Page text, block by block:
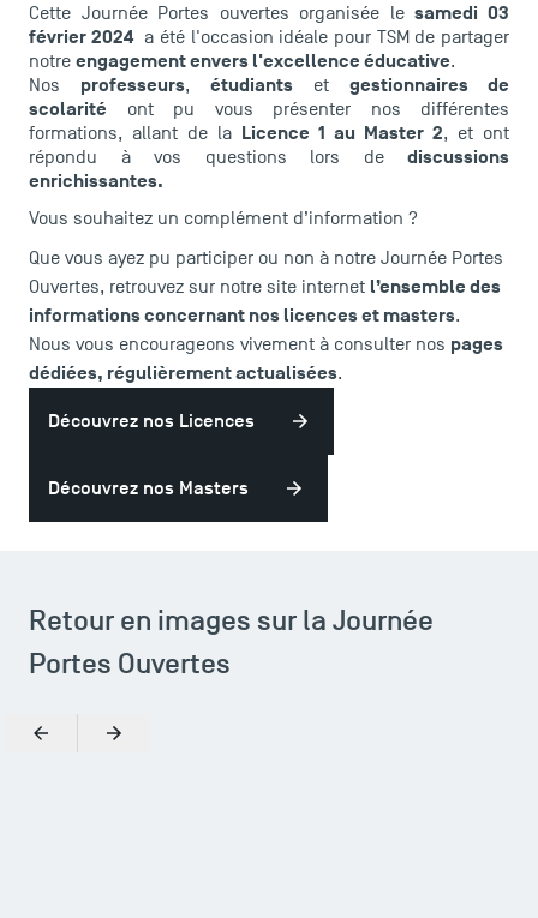
Campus tour
Accréditations
Cette Journée Portes ouvertes organisée lesamedi 03
février 2024a été l'occasion idéale pour TSM de partager
notre engagement envers l'excellence éducative.
Nos professeurs,étudiants et gestionnaires de
scolarité ont pu vous présenter nos différentes
formations, allant de la Licence 1 au Master 2, et ont
répondu à vos questions lors de discussions
enrichissantes.
Vous souhaitez un complément d’information ?
Que vous ayez pu participer ou non à notre Journée Portes
Ouvertes, retrouvez sur notre site internet l’ensemble des
informations concernant nos licences et masters.
Nous vous encourageons vivement à consulter nos pages
dédiées, régulièrement actualisées.
Découvrez nos Licences
Découvrez nos Masters
Retour en images sur la Journée
Portes Ouvertes
PrécédentSuivant